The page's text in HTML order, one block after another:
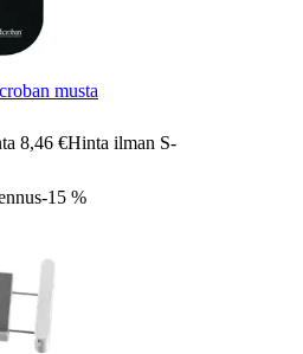
musta
8,46 €Hinta ilman S-
-15 %